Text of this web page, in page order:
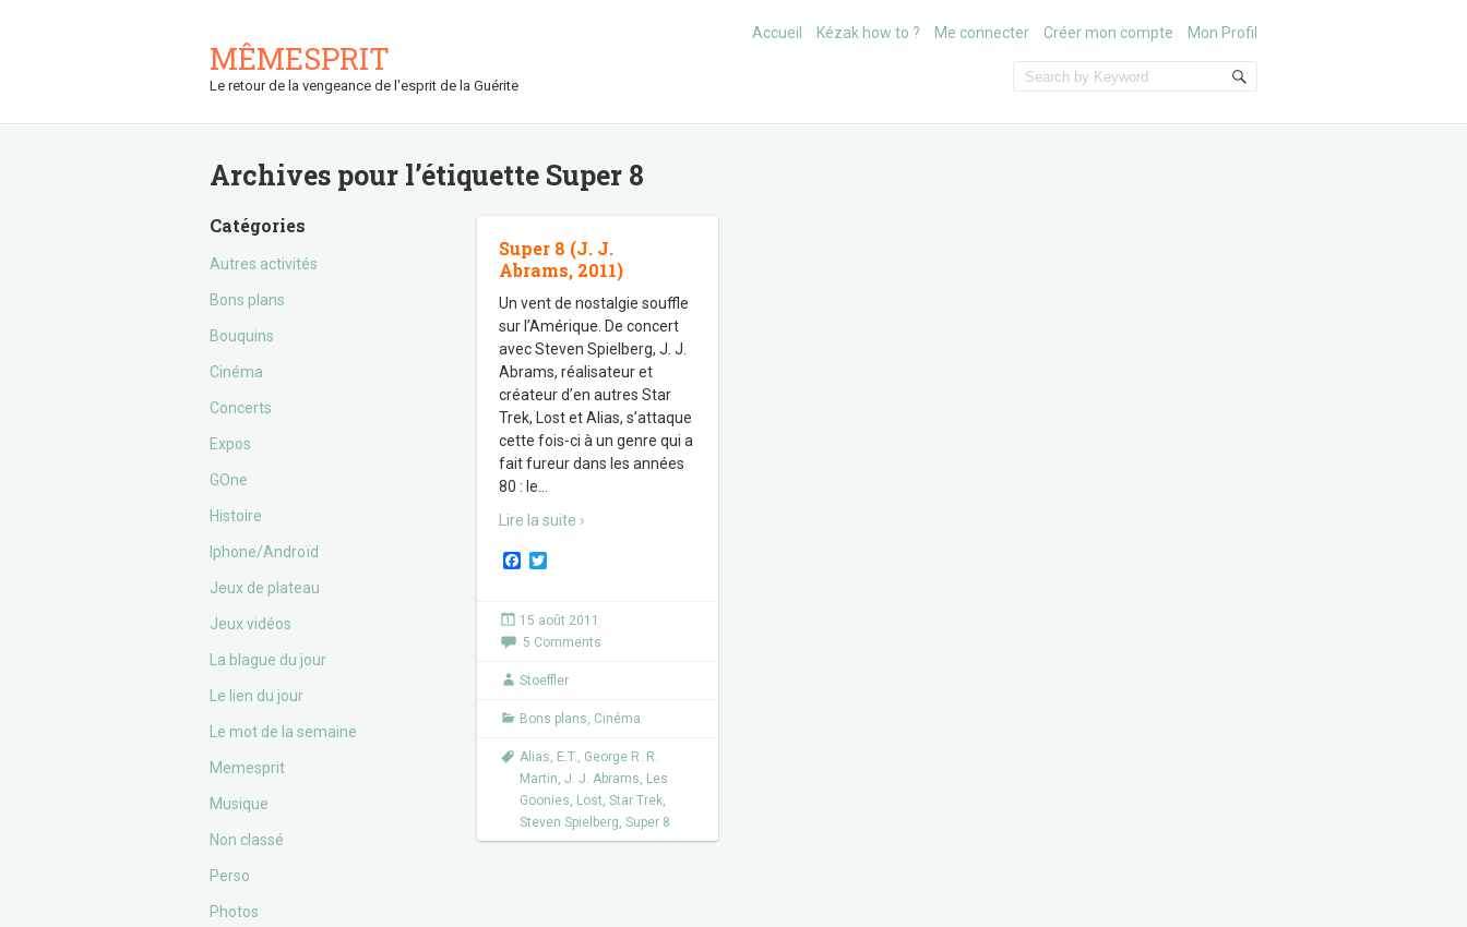
MÊMESPRIT
Le retour de la vengeance de l'esprit de la Guérite
Accueil Kézak how to ? Me connecter Créer mon compte Mon Profil
Archives pour l’étiquette Super 8
Catégories
Autres activités
Bons plans
Bouquins
Cinéma
Concerts
Expos
GOne
Histoire
Iphone/Androïd
Jeux de plateau
Jeux vidéos
La blague du jour
Le lien du jour
Le mot de la semaine
Memesprit
Musique
Non classé
Perso
Photos
Super 8 (J. J.
Abrams, 2011)
Un vent de nostalgie souffle
sur l’Amérique. De concert
avec Steven Spielberg, J. J.
Abrams, réalisateur et
créateur d’en autres Star
Trek, Lost et Alias, s’attaque
cette fois-ci à un genre qui a
fait fureur dans les années
80 : le
Lire la suite ›
F
e
b
o
k
t
e
15 août 2011
5 Comments
Stoeffler
Bons plans, Cinéma
Alias, E.T., George R. R.
Martin, J. J. Abrams, Les
Goonies, Lost, Star Trek,
Steven Spielberg, Super 8